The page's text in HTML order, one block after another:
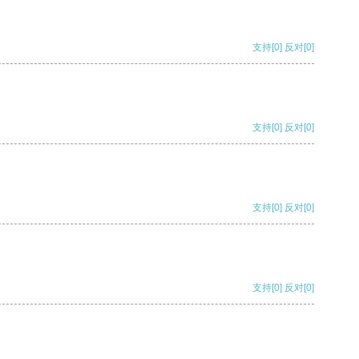
支持[0] 反对[0]
支持[0] 反对[0]
支持[0] 反对[0]
支持[0] 反对[0]